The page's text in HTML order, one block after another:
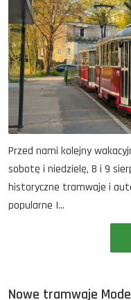
Przed nami kolejny
sobotę i niedzielę, 8 i 9
historyczne tramwaje i
popularne I...
Nowe tramwaje